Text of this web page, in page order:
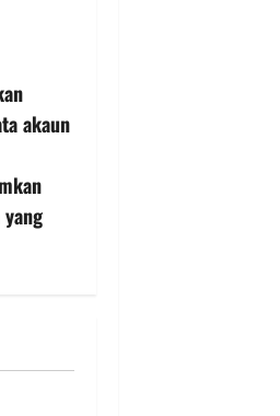
akaun